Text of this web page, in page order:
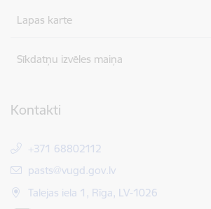
Lapas karte
Sīkdatņu izvēles maiņa
Kontakti
+371 68802112
E-pasts:
pasts@vugd.gov.lv
Talejas iela 1, Rīga, LV-1026